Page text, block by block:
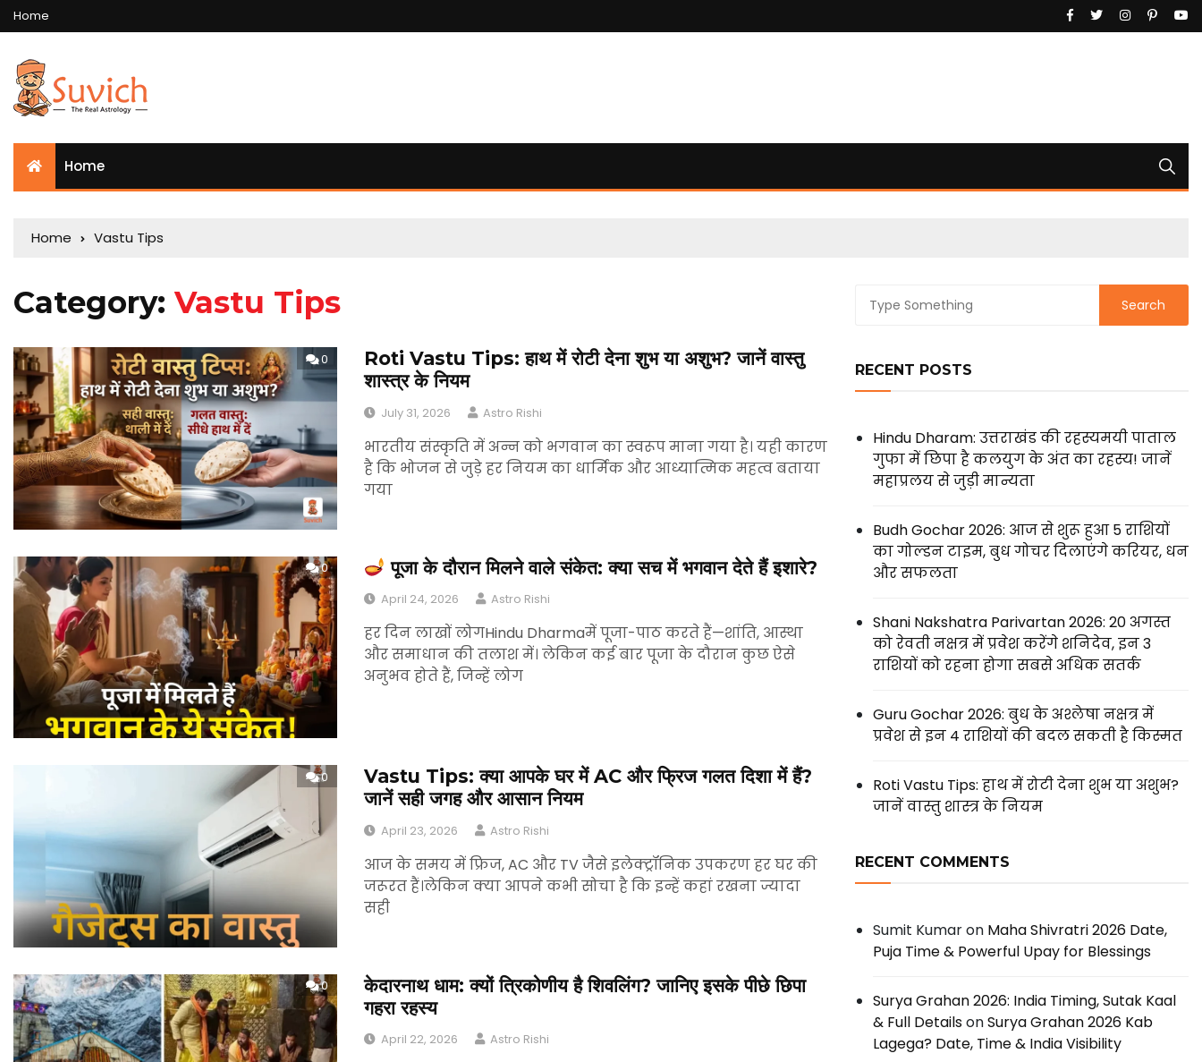
Home
Home
Home Vastu Tips
Category:Vastu Tips
0
Roti Vastu Tips: हाथ में रोटी देना शुभ या अशुभ? जानें वास्तु
शास्त्र के नियम
July 31, 2026 Astro Rishi
भारतीय संस्कृति में अन्न को भगवान का स्वरूप माना गया है। यही कारण
है कि भोजन से जुड़े हर नियम का धार्मिक और आध्यात्मिक महत्व बताया
गया
0 पूजा के दौरान मिलने वाले संकेत: क्या सच में भगवान देते हैं इशारे?
April 24, 2026 Astro Rishi
हर दिन लाखों लोगHindu Dharmaमें पूजा-पाठ करते हैं—शांति, आस्था
और समाधान की तलाश में। लेकिन कई बार पूजा के दौरान कुछ ऐसे
अनुभव होते हैं, जिन्हें लोग
0
Vastu Tips: क्या आपके घर में AC और फ्रिज गलत दिशा में हैं?
जानें सही जगह और आसान नियम
April 23, 2026 Astro Rishi
आज के समय में फ्रिज, AC और TV जैसे इलेक्ट्रॉनिक उपकरण हर घर की
जरूरत हैं।लेकिन क्या आपने कभी सोचा है कि इन्हें कहां रखना ज्यादा
सही
0
केदारनाथ धाम: क्यों त्रिकोणीय है शिवलिंग? जानिए इसके पीछे छिपा
गहरा रहस्य
April 22, 2026 Astro Rishi
RECENT POSTS
Hindu Dharam: उत्तराखंड की रहस्यमयी पाताल
गुफा में छिपा है कलयुग के अंत का रहस्य! जानें
महाप्रलय से जुड़ी मान्यता
Budh Gochar 2026: आज से शुरू हुआ 5 राशियों
का गोल्डन टाइम, बुध गोचर दिलाएंगे करियर, धन
और सफलता
Shani Nakshatra Parivartan 2026: 20 अगस्त
को रेवती नक्षत्र में प्रवेश करेंगे शनिदेव, इन 3
राशियों को रहना होगा सबसे अधिक सतर्क
Guru Gochar 2026: बुध के अश्लेषा नक्षत्र में
प्रवेश से इन 4 राशियों की बदल सकती है किस्मत
Roti Vastu Tips: हाथ में रोटी देना शुभ या अशुभ?
जानें वास्तु शास्त्र के नियम
RECENT COMMENTS
Sumit Kumaron Maha Shivratri 2026 Date,
Puja Time & Powerful Upay for Blessings
Surya Grahan 2026: India Timing, Sutak Kaal
& Full DetailsonSurya Grahan 2026 Kab
Lagega? Date, Time & India Visibility